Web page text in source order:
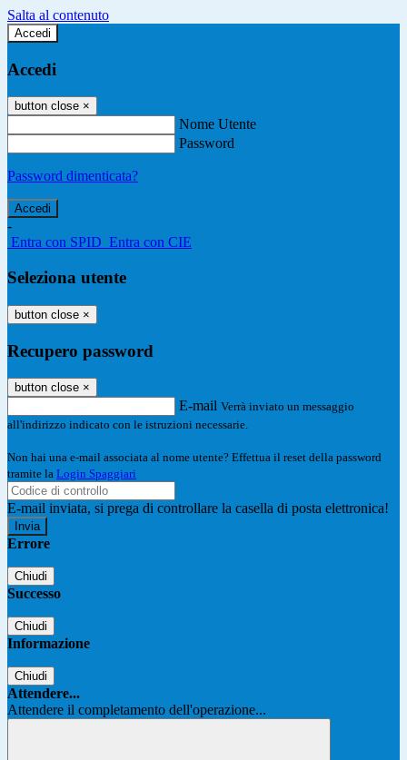
Salta al contenuto
Accedi
Accedi
button close ×
Nome Utente
Password
Password dimenticata?
-
Entra con SPID Entra con CIE
Seleziona utente
button close ×
Recupero password
button close ×
E-mail Verrà inviato un messaggio
all'indirizzo indicato con le istruzioni necessarie.
Non hai una e-mail associata al nome utente? Effettua il reset della password
tramite la Login Spaggiari
E-mail inviata, si prega di controllare la casella di posta elettronica!
Errore
Chiudi
Successo
Chiudi
Informazione
Chiudi
Attendere...
Attendere il completamento dell'operazione...